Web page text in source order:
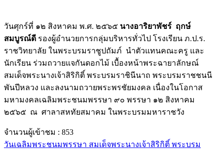
วันศุกร์ที่ ๑๒ สิงหาคม พ.ศ. ๒๕๖๕ นางอาริยาพัชร์ ฤกษ์
สมบูรณ์ดี รองผู้อำนวยการกลุ่มบริหารทั่วไป โรงเรียน ภ.ป.ร.
ราชวิทยาลัย ในพระบรมราชูปถัมภ์ นำตัวแทนคณะครู และ
นักเรียน ร่วมถวายแจกันดอกไม้ เบื้องหน้าพระฉายาลักษณ์
สมเด็จพระนางเจ้าสิริกิติ์ พระบรมราชินีนาถ พระบรมราชชนนี
พันปีหลวง และลงนามถวายพระพรชัยมงคล เนื่องในโอกาส
มหามงคลเฉลิมพระชนมพรรษา ๙๐ พรรษา ๑๒ สิงหาคม
๒๕๖๕ ณ ศาลาสหทัยสมาคม ในพระบรมมหาราชวัง
จำนวนผู้เข้าชม : 853
วันเฉลิมพระชนมพรรษา สมเด็จพระนางเจ้าสิริกิติ์ พระบรม